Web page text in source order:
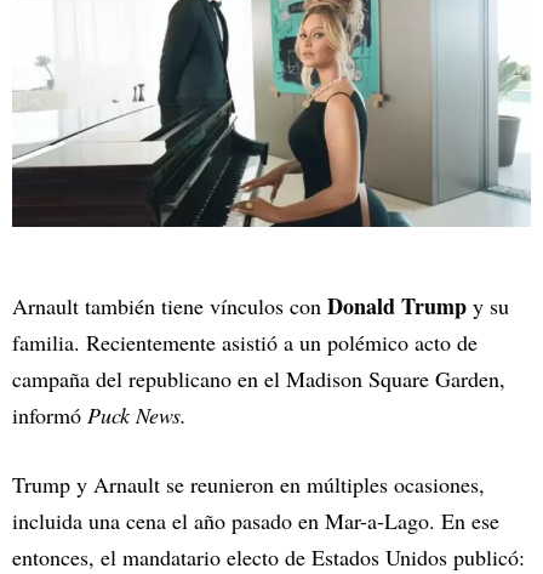
Arnault también tiene vínculos con Donald Trump y su
familia. Recientemente asistió a un polémico acto de
campaña del republicano en el Madison Square Garden,
informó Puck News.
Trump y Arnault se reunieron en múltiples ocasiones,
incluida una cena el año pasado en Mar-a-Lago. En ese
entonces, el mandatario electo de Estados Unidos publicó: